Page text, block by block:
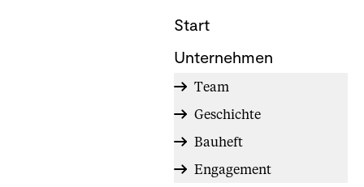
Start
Unternehmen
Team
Geschichte
Bauheft
Engagement